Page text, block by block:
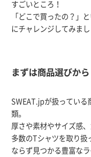
すごいところ！
「どこで買ったの？」
にチャレンジしてみまし
まずは商品選びから
SWEAT.jpが扱っている
類。
厚さや素材やサイズ感
多数のTシャツを取り扱
ならず見つかる豊富なラ